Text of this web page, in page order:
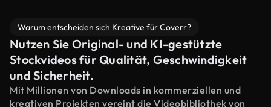
Warum entscheiden sich Kreative für Coverr?
Nutzen Sie Original- und KI-gestützte
Stockvideos für Qualität, Geschwindigkeit
und Sicherheit.
Mit Millionen von Downloads in kommerziellen und
kreativen Projekten vereint die Videobibliothek von